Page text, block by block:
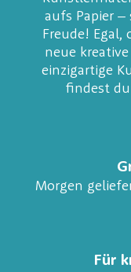
aufs Papier
Freude!
neue
einzigartige
findest du
Morgen
Für